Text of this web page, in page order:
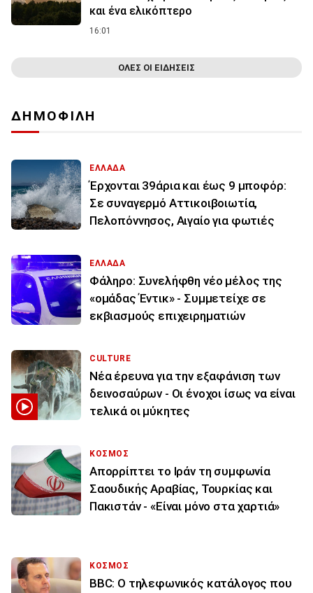
και ένα ελικόπτερο
16:01
ΟΛΕΣ ΟΙ ΕΙΔΗΣΕΙΣ
ΔΗΜΟΦΙΛΗ
ΕΛΛΑΔΑ
Έρχονται 39άρια και έως 9 μποφόρ:
Σε συναγερμό Αττικοιβοιωτία,
Πελοπόννησος, Αιγαίο για φωτιές
ΕΛΛΑΔΑ
Φάληρο: Συνελήφθη νέο μέλος της
«ομάδας Έντικ» - Συμμετείχε σε
εκβιασμούς επιχειρηματιών
CULTURE
Νέα έρευνα για την εξαφάνιση των
δεινοσαύρων - Οι ένοχοι ίσως να είναι
τελικά οι μύκητες
ΚΟΣΜΟΣ
Απορρίπτει το Ιράν τη συμφωνία
Σαουδικής Αραβίας, Τουρκίας και
Πακιστάν - «Είναι μόνο στα χαρτιά»
ΚΟΣΜΟΣ
BBC: Ο τηλεφωνικός κατάλογος που